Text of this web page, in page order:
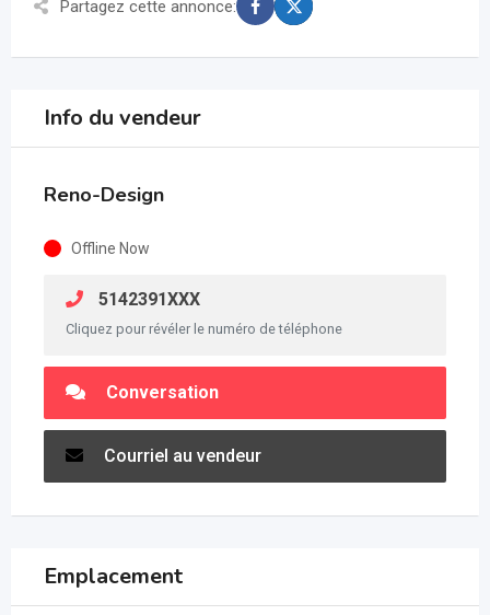
Partagez cette annonce:
Info du vendeur
Reno-Design
Offline Now
5142391XXX
Cliquez pour révéler le numéro de téléphone
Conversation
Courriel au vendeur
Emplacement